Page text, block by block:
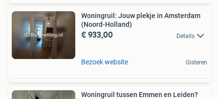
Woningruil: Jouw plekje in Amsterdam
(Noord-Holland)
€ 933,00 Details
Bezoek website Gisteren
Woningruil tussen Emmen en Leiden?